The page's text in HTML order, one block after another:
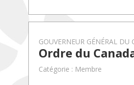
GOUVERNEUR GÉNÉRAL DU
Ordre du
Catégorie : Membre